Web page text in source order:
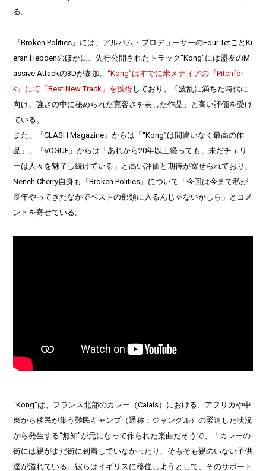
る。
『Broken Politics』には、アルバム・プロデューサーのFour TetことKi
eran Hebdenのほかに、先行公開されたトラック“Kong”には盟友のM
assive Attackの3Dが参加。“Kong”はすでに米メディアの『Pitchfor
k』にて「Best New Track」を獲得しており、「波乱に満ちた時代に
向け、強さの中に秘められた寛容さを表した作品」と高い評価を受け
ている。
また、『CLASH Magazine』からは「“Kong”は間違いなく最高の作
品」、『VOGUE』からは「あれから20年以上経っても、未だチェリ
ーは人々を魅了し続けている」と高い評価と期待が寄せられており、
Neneh Cherry自身も『Broken Politics』について「今回は今まで私が
長年やってきたなかでベストの部類に入るんじゃないかしら」とコメ
ントを寄せている。
“Kong”は、フランス北部のカレー（Calais）における、アフリカや中
東から移民が集う難民キャンプ（通称：ジャングル）の緊迫した状況
から発生する“無知”が元になって作られた楽曲だそうで、「カレーの
街には親がまだ街に到着していなかったり、そもそも親のいない子供
達が溢れている。彼らはイギリスに移住しようとして、そのサポート